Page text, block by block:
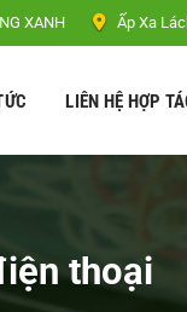
XANH Ấp Xa
LIÊN HỆ HỢP
thoại